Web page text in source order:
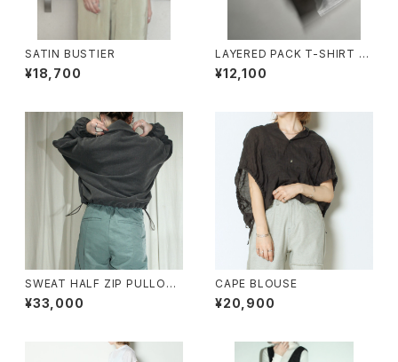
SATIN BUSTIER
¥18,700
LAYERED PACK T-SHIRT &
TANKTOP
¥12,100
SWEAT HALF ZIP PULLOVE
R
¥33,000
CAPE BLOUSE
¥20,900